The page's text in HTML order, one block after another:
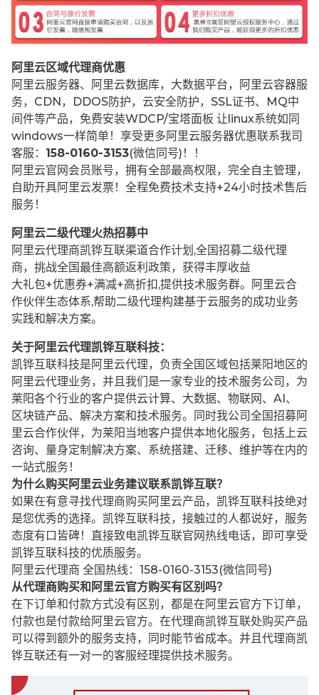
阿里云区域代理商优惠
阿里云服务器、阿里云数据库，大数据平台，阿里云容器服
务，CDN，DDOS防护，云安全防护，SSL证书、MQ中
间件等产品，免费安装WDCP/宝塔面板 让 linux系统如同
windows一样简单！享受更多阿里云服务器优惠联系我司
客服： 158-0160-3153(微信同号)！！
阿里云官网会员账号，拥有全部最高权限，完全自主管理，
自助开具阿里云发票！全程免费技术支持+24小时技术售后
服务！
阿里云二级代理火热招募中
阿里云代理商凯铧互联渠道合作计划,全国招募二级代理
商，挑战全国最佳高额返利政策，获得丰厚收益
大礼包+优惠券+满减+高折扣,提供技术服务群。阿里云合
作伙伴生态体系,帮助二级代理构建基于云服务的成功业务
实践和解决方案。
关于阿里云代理凯铧互联科技：
凯铧互联科技是阿里云代理，负责全国区域包括莱阳地区的
阿里云代理业务，并且我们是一家专业的技术服务公司，为
莱阳各个行业的客户提供云计算、大数据、物联网、AI、
区块链产品、解决方案和技术服务。同时我公司全国招募阿
里云合作伙伴，为莱阳当地客户提供本地化服务，包括上云
咨询、量身定制解决方案、系统搭建、迁移、维护等在内的
一站式服务！
为什么购买阿里云业务建议联系凯铧互联？
如果在有意寻找代理商购买阿里云产品，凯铧互联科技绝对
是您优秀的选择。凯铧互联科技，接触过的人都说好，服务
态度有口皆碑！直接致电凯铧互联官网热线电话，即可享受
凯铧互联科技的优质服务。
阿里云代理商 全国热线：158-0160-3153(微信同号)
从代理商购买和阿里云官方购买有区别吗？
在下订单和付款方式没有区别，都是在阿里云官方下订单，
付款也是付款给阿里云官方。在代理商凯铧互联处购买产品
可以得到额外的服务支持，同时能节省成本。并且代理商凯
铧互联还有一对一的客服经理提供技术服务。